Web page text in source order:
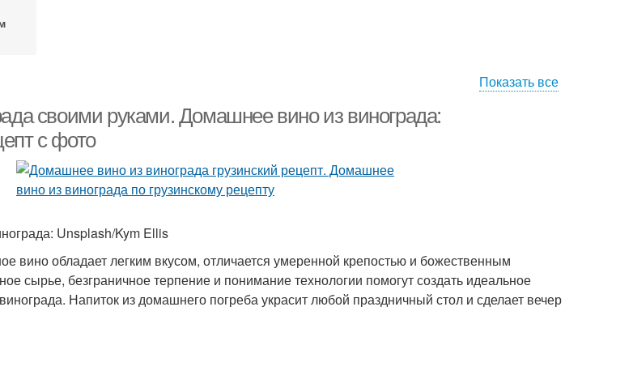
Показать все
своими руками. Домашнее вино из винограда:
с фото
Unsplash/Kym Ellis
вино обладает легким вкусом, отличается умеренной крепостью и божественным
сырье, безграничное терпение и понимание технологии помогут создать идеальное
Напиток из домашнего погреба украсит любой праздничный стол и сделает вечер